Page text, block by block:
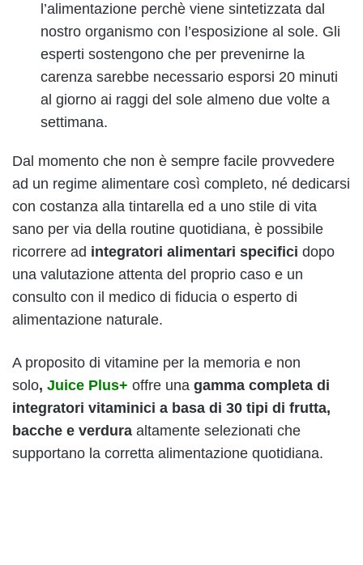
l’alimentazione perchè viene sintetizzata dal
nostro organismo con l’esposizione al sole. Gli
esperti sostengono che per prevenirne la
carenza sarebbe necessario esporsi 20 minuti
al giorno ai raggi del sole almeno due volte a
settimana.
Dal momento che non è sempre facile provvedere
ad un regime alimentare così completo, né dedicarsi
con costanza alla tintarella ed a uno stile di vita
sano per via della routine quotidiana, è possibile
ricorrere ad integratori alimentari specifici dopo
una valutazione attenta del proprio caso e un
consulto con il medico di fiducia o esperto di
alimentazione naturale.
A proposito di vitamine per la memoria e non
solo, Juice Plus+ offre una gamma completa di
integratori vitaminici a basa di 30 tipi di frutta,
bacche e verdura altamente selezionati che
supportano la corretta alimentazione quotidiana.